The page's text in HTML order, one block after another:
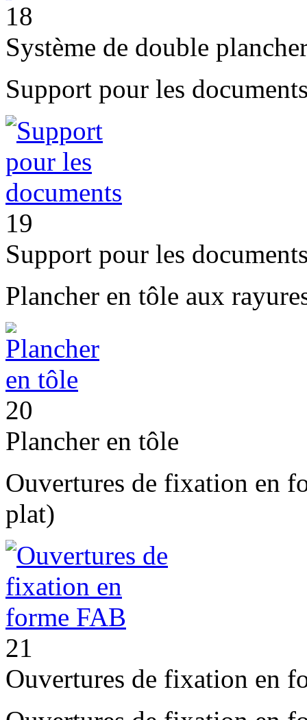
18
Système de double
Support pour les
19
Support pour les
Plancher en tôle aux
20
Plancher en tôle
Ouvertures de fixation en
plat)
21
Ouvertures de fixation en